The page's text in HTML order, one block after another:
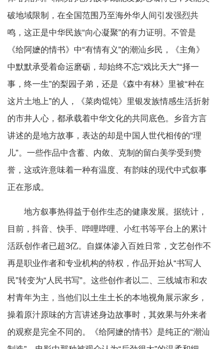
破地域限制，在全国范围乃至海外华人间引发强烈共
鸣，这正是中华民族“向心凝聚”的有力证明。不管是
《给阿嬷的情书》中“有情有义”的潮汕乡民，《主角》
中默默承受着命运磨砺，却始终不忘“戏比天大”“择一
事，终一生”的梨园子弟，还是《森中有林》里被“种在
这片土地上”的人，《菜肉馄饨》里银发族情感生活折射
的市井人心，都承载着中华文化的共同底色。乡音方言
讲述的是地方故事，表达的却是中国人世代相传的“理
儿”。一些作品中含蓄、内敛、克制的留白美学受到赞
誉，这或许意味着一种有温度、有韵味的现代中式叙事
正在形成。
地方叙事热得益于创作生态的健康发展。据统计，
目前，抖音、快手、哔哩哔哩、小红书等平台上的累计
活跃创作者已超3亿。自媒体渗入百姓日常，文艺创作不
再是职业作者和专业机构的特权，作品开始从“书写人
民”转变为“人民书写”。这些创作者以二、三线城市和农
村青年为主，当他们以土生土长的本地视角展示家乡，
操着原汁原味的方言讲述身边故事时，其效果与外来者
的观察是完全不同的。《给阿嬷的情书》是纯正的“潮汕